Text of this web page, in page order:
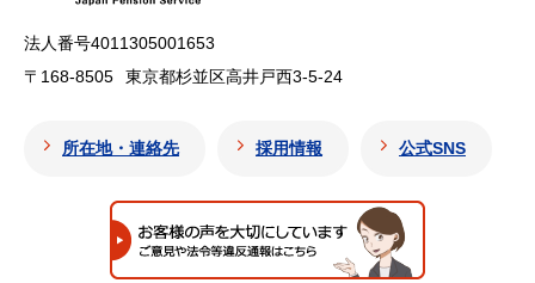
法人番号4011305001653
〒168-8505
東京都杉並区高井戸西3-5-24
所在地・連絡先 採用情報 公式SNS